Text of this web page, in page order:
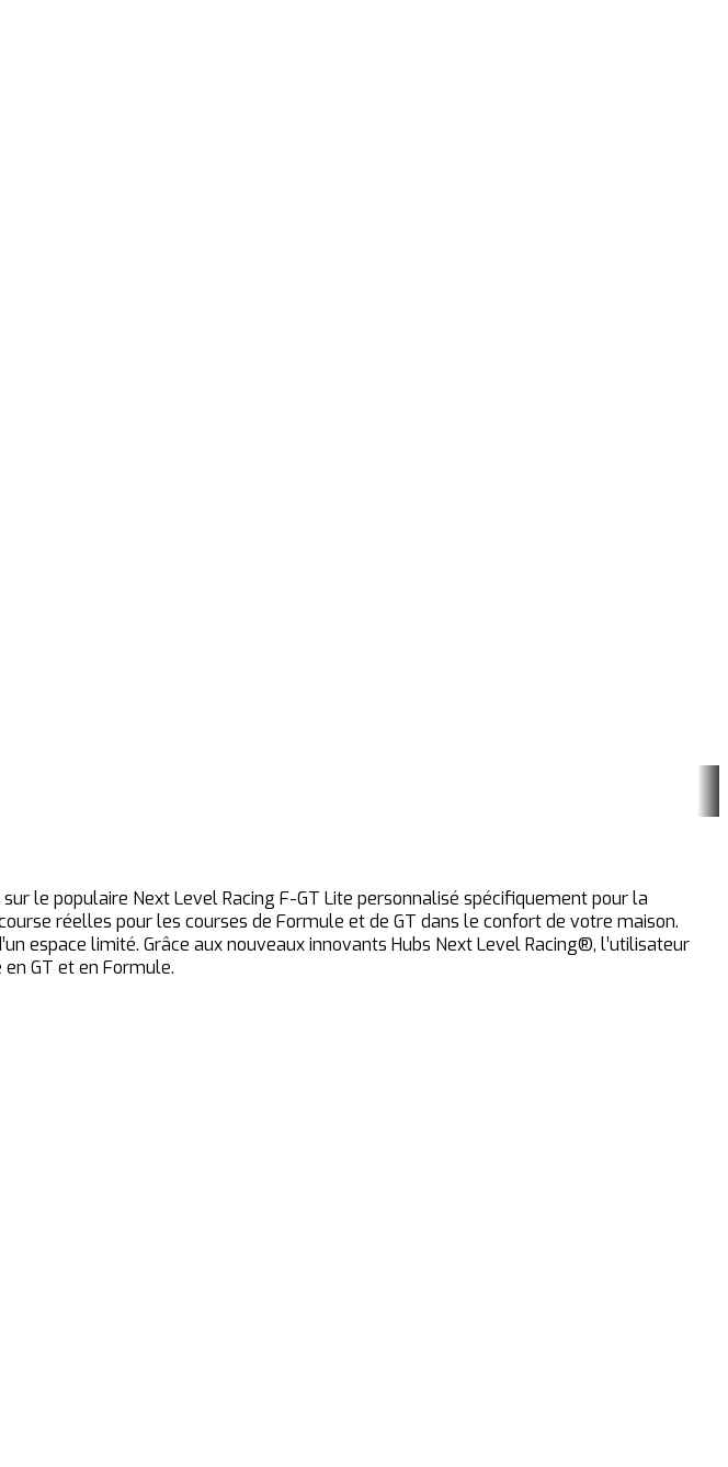
le populaire Next Level Racing F-GT Lite personnalisé spécifiquement pour la
réelles pour les courses de Formule et de GT dans le confort de votre maison.
espace limité. Grâce aux nouveaux innovants Hubs Next Level Racing®, l’utilisateur
GT et en Formule.